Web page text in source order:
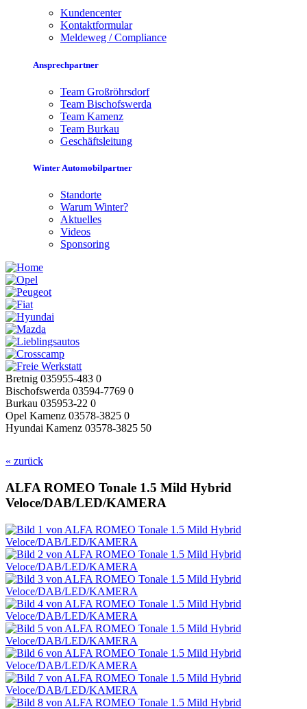
Kundencenter
Kontaktformular
Meldeweg / Compliance
Ansprechpartner
Team Großröhrsdorf
Team Bischofswerda
Team Kamenz
Team Burkau
Geschäftsleitung
Winter Automobilpartner
Standorte
Warum Winter?
Aktuelles
Videos
Sponsoring
Bretnig 035955-483 0
Bischofswerda 03594-7769 0
Burkau 035953-22 0
Opel Kamenz 03578-3825 0
Hyundai Kamenz 03578-3825 50
« zurück
ALFA ROMEO Tonale 1.5 Mild Hybrid
Veloce/DAB/LED/KAMERA